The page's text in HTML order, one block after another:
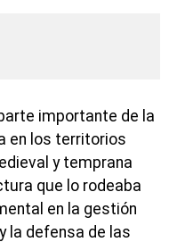
importante de la
en los territorios
y temprana
que lo rodeaba
en la gestión
la defensa de las